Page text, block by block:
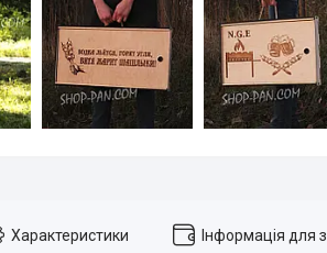
Характеристики Інформація для